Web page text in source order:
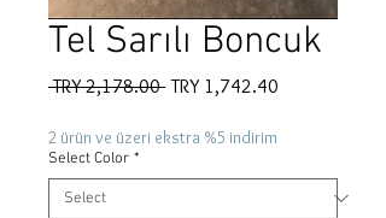
Tel Sarılı Boncuk
TRY 2,178.00 Regular
TRY 1,742.40
2 ürün ve üzeri ekstra %5 indirim
Select Color *